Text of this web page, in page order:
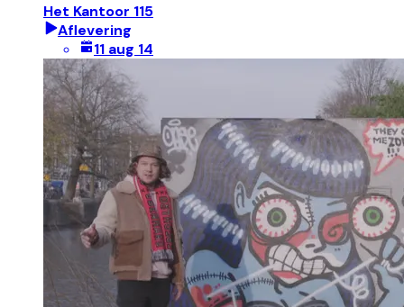
Het Kantoor 115
Aflevering
11 aug 14